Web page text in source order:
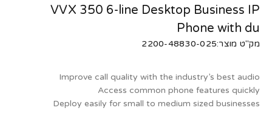
VVX 350 6-line Desktop Business IP
Phone with du
מק"ט מוצר:2200-48830-025
Improve call quality with the industry’s best audio
Access common phone features quickly
Deploy easily for small to medium sized businesses